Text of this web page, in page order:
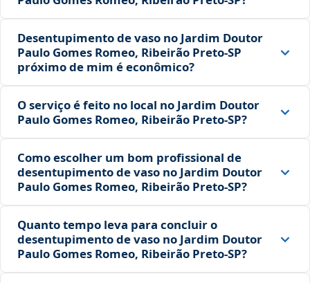
Desentupimento de vaso no Jardim Doutor
Paulo Gomes Romeo, Ribeirão Preto‑SP
próximo de mim é econômico?
O serviço é feito no local no Jardim Doutor
Paulo Gomes Romeo, Ribeirão Preto‑SP?
Como escolher um bom profissional de
desentupimento de vaso no Jardim Doutor
Paulo Gomes Romeo, Ribeirão Preto‑SP?
Quanto tempo leva para concluir o
desentupimento de vaso no Jardim Doutor
Paulo Gomes Romeo, Ribeirão Preto‑SP?